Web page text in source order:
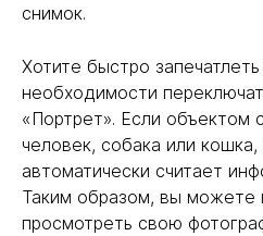
снимок.
Хотите быстро
необходимости
«Портрет». Если объектом
человек, собака или кошка,
автоматически считает
Таким образом, вы можете
просмотреть свою